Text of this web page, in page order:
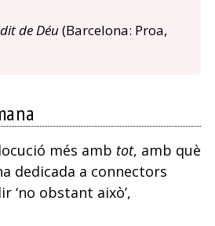
de Déu(Barcelona: Proa,
més amb tot, amb què
dedicada a connectors
‘no obstant això’,